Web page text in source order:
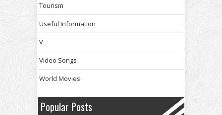
Tourism
Useful Information
V
Video Songs
World Movies
Popular Posts